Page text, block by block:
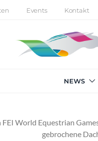
Events Kontakt
NEWS
World Equestrian
gebrochene